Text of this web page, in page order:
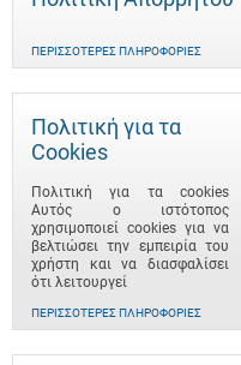
ΠΕΡΙΣΣΌΤΕΡΕΣ ΠΛΗΡΟΦΟΡΊΕΣ
Πολιτική για τα
Cookies
Πολιτική για τα cookies
Αυτός ο ιστότοπος
χρησιμοποιεί cookies για να
βελτιώσει την εμπειρία του
χρήστη και να διασφαλίσει
ότι λειτουργεί
ΠΕΡΙΣΣΌΤΕΡΕΣ ΠΛΗΡΟΦΟΡΊΕΣ